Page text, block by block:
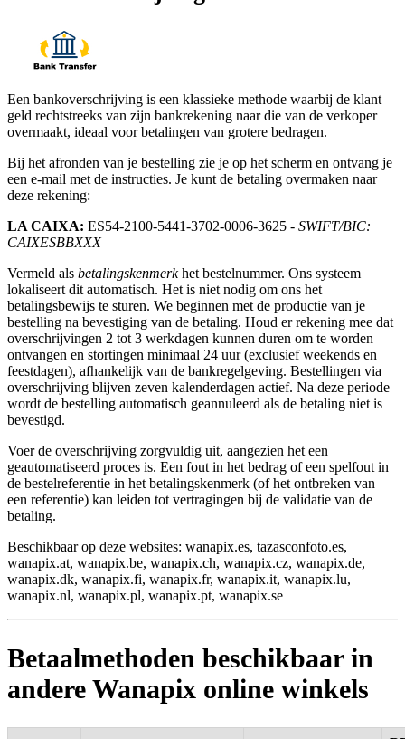
Een bankoverschrijving is een klassieke methode waarbij de klant
geld rechtstreeks van zijn bankrekening naar die van de verkoper
overmaakt, ideaal voor betalingen van grotere bedragen.
Bij het afronden van je bestelling zie je op het scherm en ontvang je
een e-mail met de instructies. Je kunt de betaling overmaken naar
deze rekening:
LA CAIXA: ES54-2100-5441-3702-0006-3625 - SWIFT/BIC:
CAIXESBBXXX
Vermeld als betalingskenmerkhet bestelnummer. Ons systeem
lokaliseert dit automatisch. Het is niet nodig om ons het
betalingsbewijs te sturen. We beginnen met de productie van je
bestelling na bevestiging van de betaling. Houd er rekening mee dat
overschrijvingen 2 tot 3 werkdagen kunnen duren om te worden
ontvangen en stortingen minimaal 24 uur (exclusief weekends en
feestdagen), afhankelijk van de bankregelgeving. Bestellingen via
overschrijving blijven zeven kalenderdagen actief. Na deze periode
wordt de bestelling automatisch geannuleerd als de betaling niet is
bevestigd.
Voer de overschrijving zorgvuldig uit, aangezien het een
geautomatiseerd proces is. Een fout in het bedrag of een spelfout in
de bestelreferentie in het betalingskenmerk (of het ontbreken van
een referentie) kan leiden tot vertragingen bij de validatie van de
betaling.
Beschikbaar op deze websites: wanapix.es, tazasconfoto.es,
wanapix.at, wanapix.be, wanapix.ch, wanapix.cz, wanapix.de,
wanapix.dk, wanapix.fi, wanapix.fr, wanapix.it, wanapix.lu,
wanapix.nl, wanapix.pl, wanapix.pt, wanapix.se
Betaalmethoden beschikbaar in
andere Wanapix online winkels